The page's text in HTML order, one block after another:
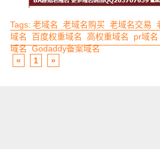
Tags:老域名 老域名购买 老域名交易
域名
百度权重域名 高权重域名 pr域名
域名 Godaddy备案域名
« 1 »